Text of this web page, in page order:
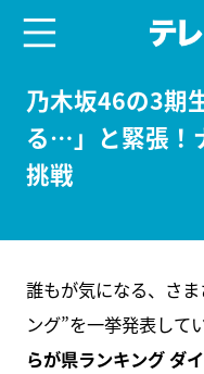
乃木坂46の3期
る…」と緊張！
挑戦
誰もが気になる、さ
ング”を一挙発表して
らが県ランキング ダ